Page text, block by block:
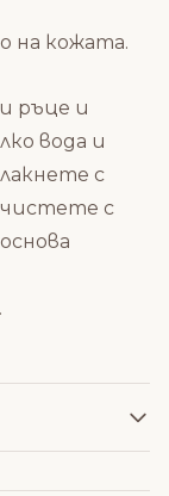
на кожата.
ръце и
вода и
с
с